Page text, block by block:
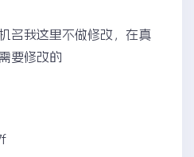
名我这里不做修改，在真
要修改的